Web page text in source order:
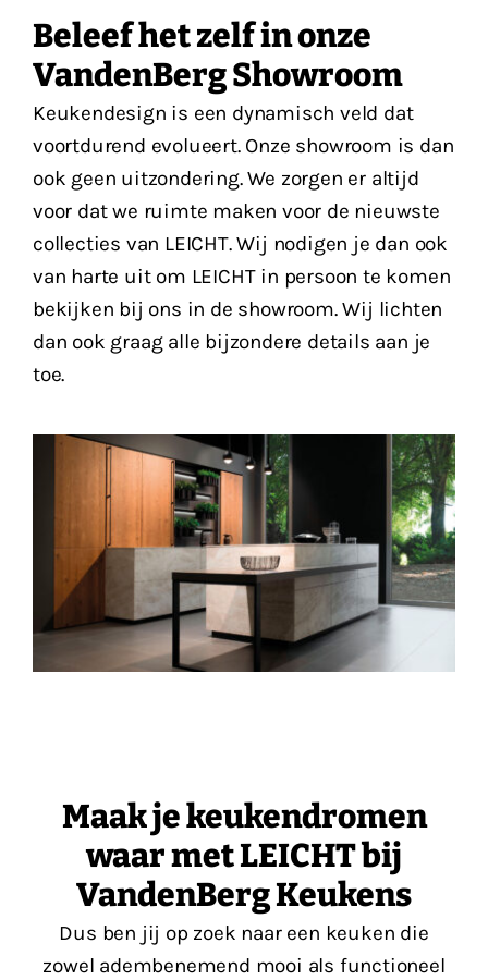
Beleef het zelf in onze
VandenBerg Showroom
Keukendesign is een dynamisch veld dat
voortdurend evolueert. Onze showroom is dan
ook geen uitzondering. We zorgen er altijd
voor dat we ruimte maken voor de nieuwste
collecties van LEICHT. Wij nodigen je dan ook
van harte uit om LEICHT in persoon te komen
bekijken bij ons in de showroom. Wij lichten
dan ook graag alle bijzondere details aan je
toe.
Maak je keukendromen
waar met LEICHT bij
VandenBerg Keukens
Dus ben jij op zoek naar een keuken die
zowel adembenemend mooi als functioneel